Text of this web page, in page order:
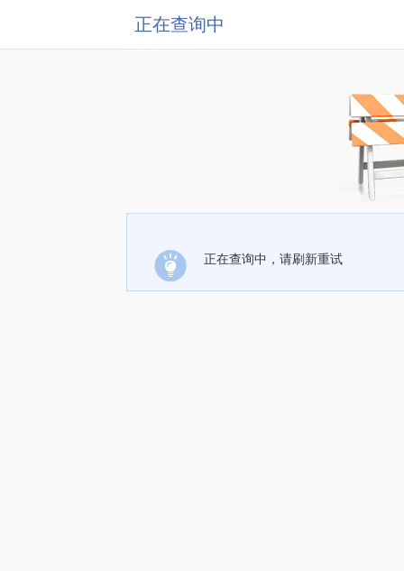
正在查询中
正在查询中，请刷新重试